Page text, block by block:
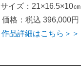
サイズ：21×16.5×10㎝
価格：税込 396,000円
作品詳細はこちら＞＞